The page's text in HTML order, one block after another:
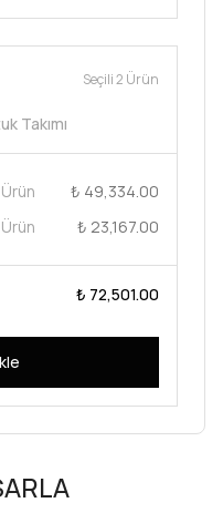
Seçili 2 Ürün
Takımı
Ürün
₺ 49,334.00
Ürün ₺ 23,167.00
₺ 72,501.00